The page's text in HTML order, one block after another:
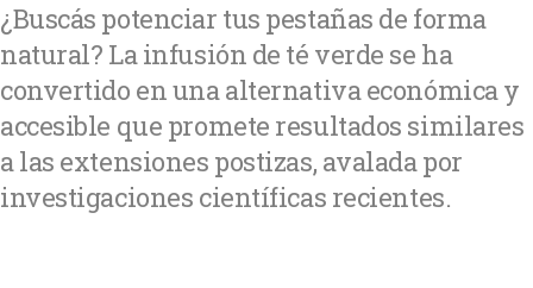
¿Buscás potenciar tus pestañas de forma
natural? La infusión de té verde se ha
convertido en una alternativa económica y
accesible que promete resultados similares
a las extensiones postizas, avalada por
investigaciones científicas recientes.